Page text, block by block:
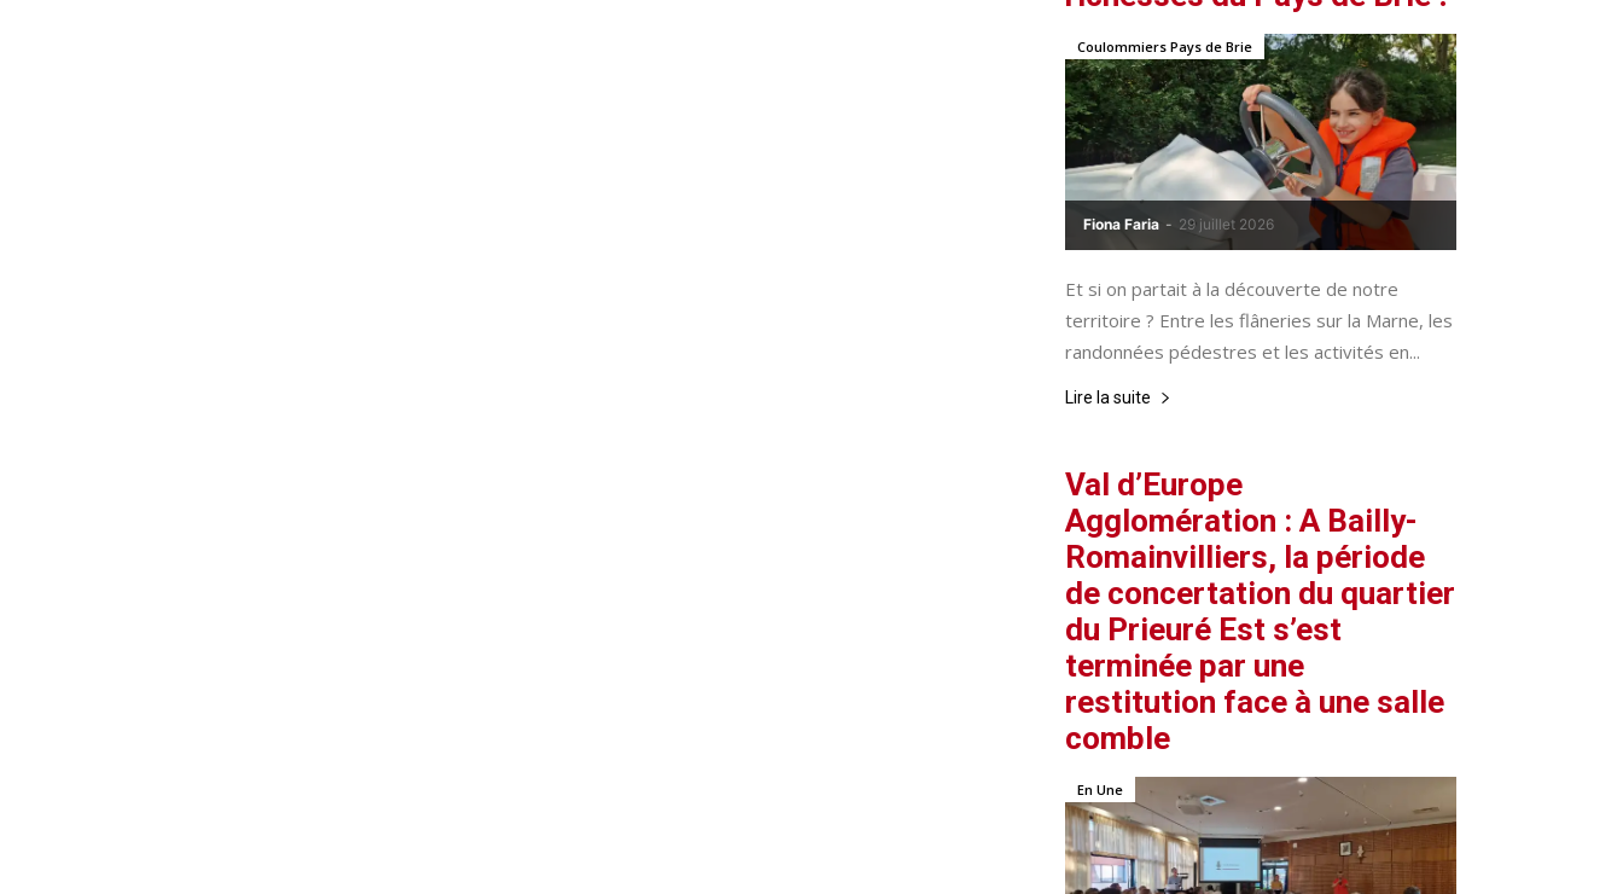
Fiona Faria - 29 juillet 2026
Coulommiers Pays de Brie
Et si on partait à la découverte de notre
territoire ? Entre les flâneries sur la Marne, les
randonnées pédestres et les activités en...
Lire la suite
Val d’Europe
Agglomération : A Bailly-
Romainvilliers, la période
de concertation du quartier
du Prieuré Est s’est
terminée par une
restitution face à une salle
comble
En Une